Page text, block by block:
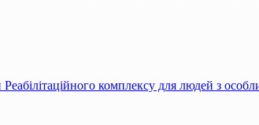
комплексу для людей з